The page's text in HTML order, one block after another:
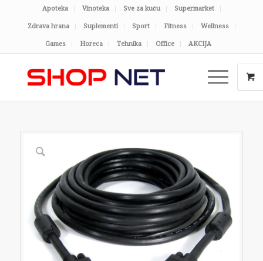
Apoteka Vinoteka Sve za kuću Supermarket
Zdrava hrana Suplementi Sport Fitness Wellness
Games Horeca Tehnika Office AKCIJA